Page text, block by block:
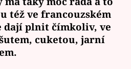
též ve francouzském
dají plnit čímkoliv, ve
cuketou, jarní